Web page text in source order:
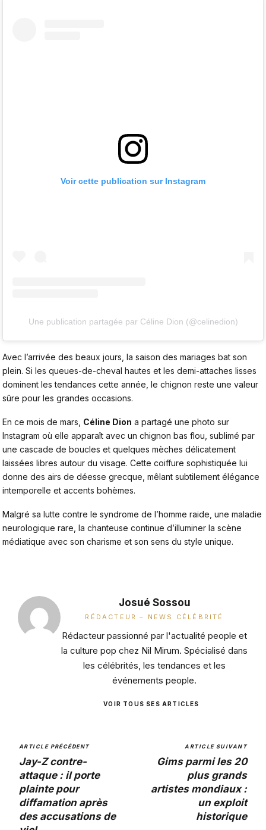
Voir cette publication sur Instagram
Une publication partagée par Céline Dion (@celinedion)
Avec l’arrivée des beaux jours, la saison des mariages bat son
plein. Si les queues-de-cheval hautes et les demi-attaches lisses
dominent les tendances cette année, le chignon reste une valeur
sûre pour les grandes occasions.
En ce mois de mars, Céline Dion a partagé une photo sur
Instagram où elle apparaît avec un chignon bas flou, sublimé par
une cascade de boucles et quelques mèches délicatement
laissées libres autour du visage. Cette coiffure sophistiquée lui
donne des airs de déesse grecque, mêlant subtilement élégance
intemporelle et accents bohèmes.
Malgré sa lutte contre le syndrome de l’homme raide, une maladie
neurologique rare, la chanteuse continue d’illuminer la scène
médiatique avec son charisme et son sens du style unique.
Josué Sossou
RÉDACTEUR – NEWS CÉLÉBRITÉ
Rédacteur passionné par l'actualité people et
la culture pop chez Nil Mirum. Spécialisé dans
les célébrités, les tendances et les
événements people.
VOIR TOUS SES ARTICLES
ARTICLE PRÉCÉDENT
Jay-Z contre-
attaque : il porte
plainte pour
diffamation après
des accusations de
ARTICLE SUIVANT
Gims parmi les 20
plus grands
artistes mondiaux :
un exploit
historique